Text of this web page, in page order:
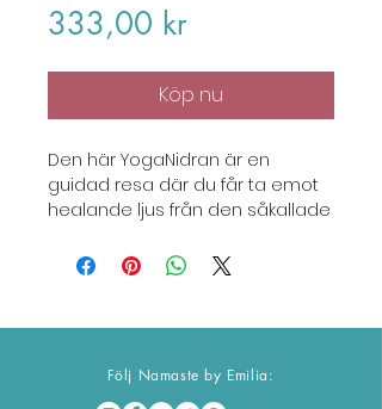
333,00 krPrice
Köp nu
Den här YogaNidran är en
guidad resa där du får ta emot
healande ljus från den såkallade
olika färger får din kropp att
ditt välmående. Ca 20 min lång.
Se till att ladda ner filen då
Följ Namaste by Emilia: